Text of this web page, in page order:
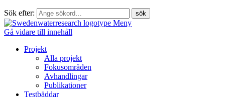
Sök efter:
Meny
Gå vidare till innehåll
Projekt
Alla projekt
Fokusområden
Avhandlingar
Publikationer
Testbäddar